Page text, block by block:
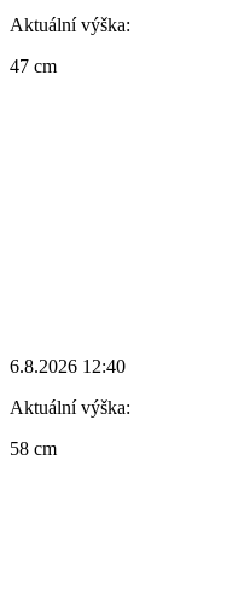
Aktuální výška:
47 cm
6.8.2026 12:40
Aktuální výška:
58 cm